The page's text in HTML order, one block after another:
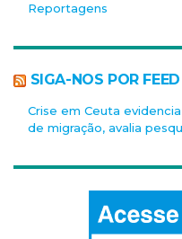
Reportagens
SIGA-NOS POR FEED
Crise em Ceuta
de migração, avalia